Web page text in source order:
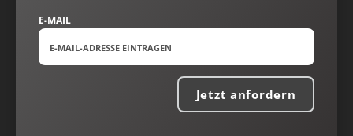
E-MAIL
Jetzt anfordern